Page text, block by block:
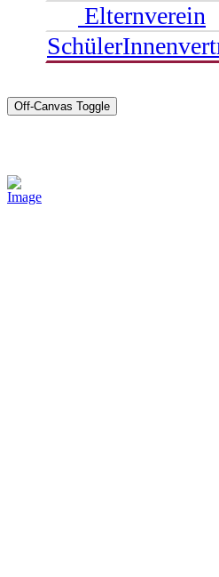
Elternverein
Off-Canvas Toggle